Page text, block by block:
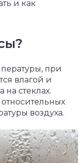
и как
при
влагой и
на стеклах.
воздуха.